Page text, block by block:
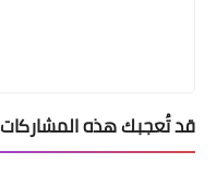
قد تُعجبك هذه المشاركات